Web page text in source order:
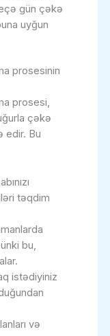
gün çəkə
uyğun
prosesinin
prosesi,
çəkə
edir. Bu
təqdim
bu,
istədiyiniz
və